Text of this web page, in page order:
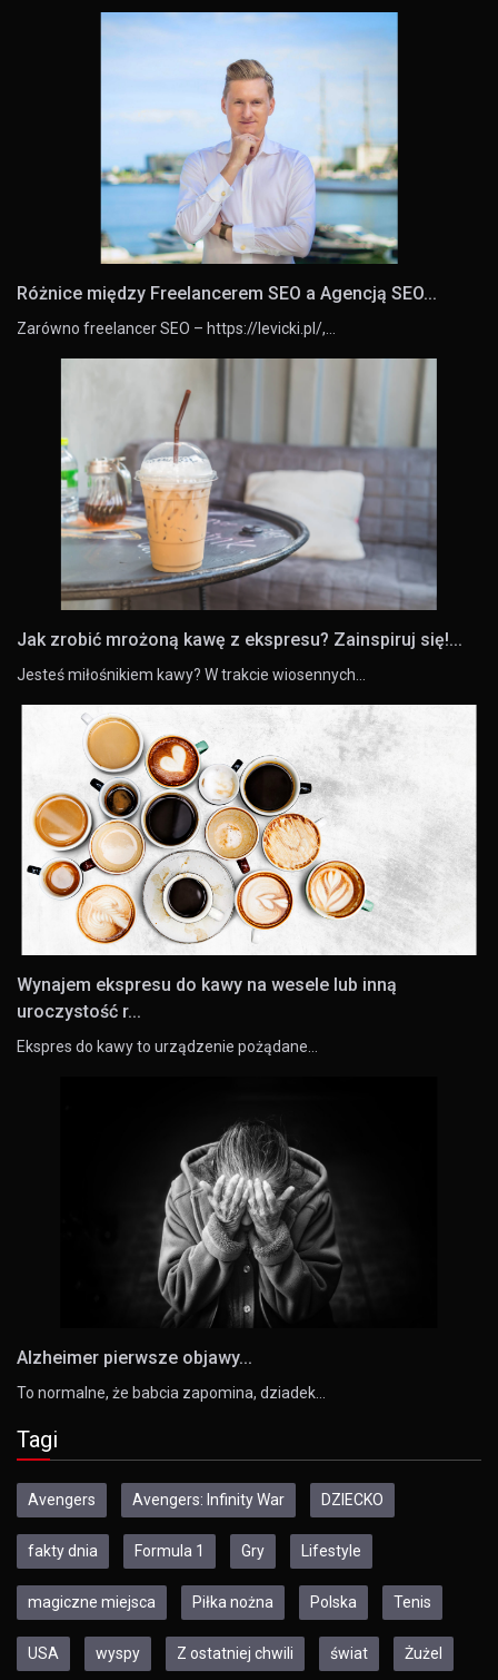
Różnice między Freelancerem SEO a Agencją SEO...
Zarówno freelancer SEO – https://levicki.pl/,…
Jak zrobić mrożoną kawę z ekspresu? Zainspiruj się!...
Jesteś miłośnikiem kawy? W trakcie wiosennych…
Wynajem ekspresu do kawy na wesele lub inną
uroczystość r...
Ekspres do kawy to urządzenie pożądane…
Alzheimer pierwsze objawy...
To normalne, że babcia zapomina, dziadek…
Tagi
Avengers Avengers: Infinity War DZIECKO
fakty dnia Formula 1 Gry Lifestyle
magiczne miejsca Piłka nożna Polska Tenis
USA wyspy Z ostatniej chwili świat Żużel